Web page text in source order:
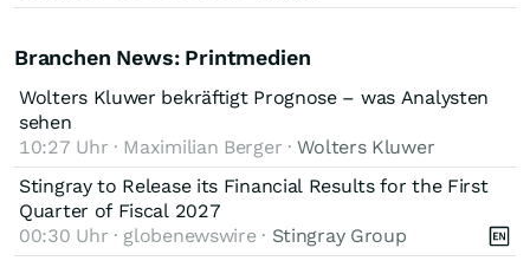
Branchen News: Printmedien
Wolters Kluwer bekräftigt Prognose – was Analysten
sehen
10:27 Uhr · Maximilian Berger ·Wolters Kluwer
Stingray to Release its Financial Results for the First
Quarter of Fiscal 2027
00:30 Uhr · globenewswire · Stingray Group